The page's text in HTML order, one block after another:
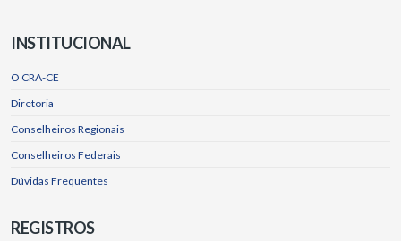
INSTITUCIONAL
O CRA-CE
Diretoria
Conselheiros Regionais
Conselheiros Federais
Dúvidas Frequentes
REGISTROS